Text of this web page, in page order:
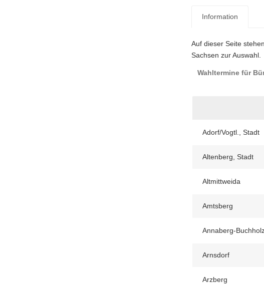
Information
Auf dieser Seite
Sachsen zur Auswahl.
Wahltermine für
Adorf/Vogtl., Stadt
Altenberg, Stadt
Altmittweida
Amtsberg
Annaberg-
Arnsdorf
Arzberg